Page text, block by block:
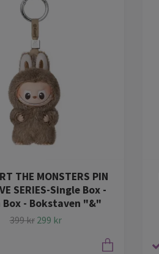
THE MONSTERS PIN
SERIES-Single Box -
Box - Bokstaven "&"
399 kr 299 kr